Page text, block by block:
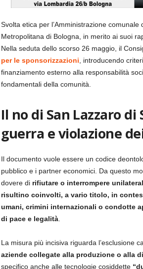
Svolta etica per l’Amministrazione comunale
Metropolitana di Bologna, in merito ai suoi
Nella seduta dello scorso 26 maggio, il
per le sponsorizzazioni , introducendo
finanziamento esterno alla responsabilità
fondamentali della comunità.
Il no di San Lazzaro
guerra e violazione
Il documento vuole essere un codice
pubblico e i partner economici. Da questo
dovere dirifiutare o interrompere
risultino coinvolti, a vario titolo, in
umani, crimini internazionali o condotte
di pace e legalità.
La misura più incisiva riguarda l’esclusione
aziende collegate alla produzione o alla
specifico anche alle tecnologie cosiddette